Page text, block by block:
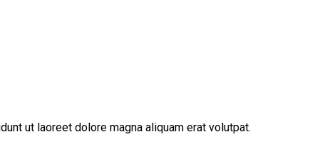
ut laoreet dolore magna aliquam erat volutpat.